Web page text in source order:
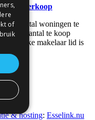
in de verkoop
woningen te
aantal te koop
niet elke makelaar lid is
& hosting: Esselink.nu
of